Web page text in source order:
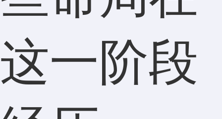
这一阶段